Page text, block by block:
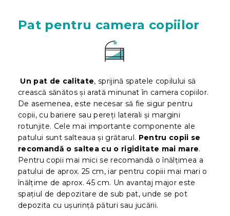
Pat pentru camera copiilor
Un pat de calitate, sprijină spatele copilului să
crească sănătos și arată minunat în camera copiilor.
De asemenea, este necesar să fie sigur pentru
copii, cu bariere sau pereți laterali și margini
rotunjite. Cele mai importante componente ale
patului sunt salteaua și grătarul. Pentru copii se
recomandă o saltea cu o rigiditate mai mare.
Pentru copii mai mici se recomandă o înălțimea a
patului de aprox. 25 cm, iar pentru copiii mai mari o
înălțime de aprox. 45 cm. Un avantaj major este
spațiul de depozitare de sub pat, unde se pot
depozita cu ușurință pături sau jucării.